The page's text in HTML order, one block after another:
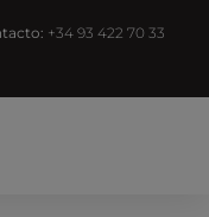
+34 93 422 70 33